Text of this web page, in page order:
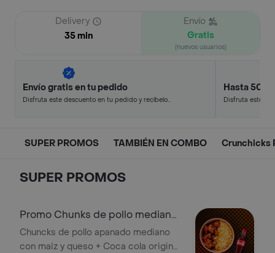
Delivery
35 min
Envío
Gratis
(nuevos usuarios)
Envío gratis en tu pedido
Disfruta este descuento en tu pedido y recíbelo
Hasta 50%
Disfruta este
SUPER PROMOS TAMBIÉN EN COMBO Crunchicks
SUPER PROMOS
Promo Chunks de pollo mediano
con maíz + bebida.
Chuncks de pollo apanado mediano
con maiz y queso + Coca cola original